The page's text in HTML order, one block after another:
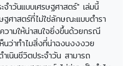
ำวันแบบเศรษฐศาสตร์" เล่มนี้
ฐศาสตร์ที่ไม่ใช่ลักษณะแบบตำรา
วามให้น่าสนใจยิ่งขึ้นด้วยกรณี
นว่าทำไมสิ่งที่น่าฉงนงงงวย
เนินชีวิตประจำวัน สามารถ